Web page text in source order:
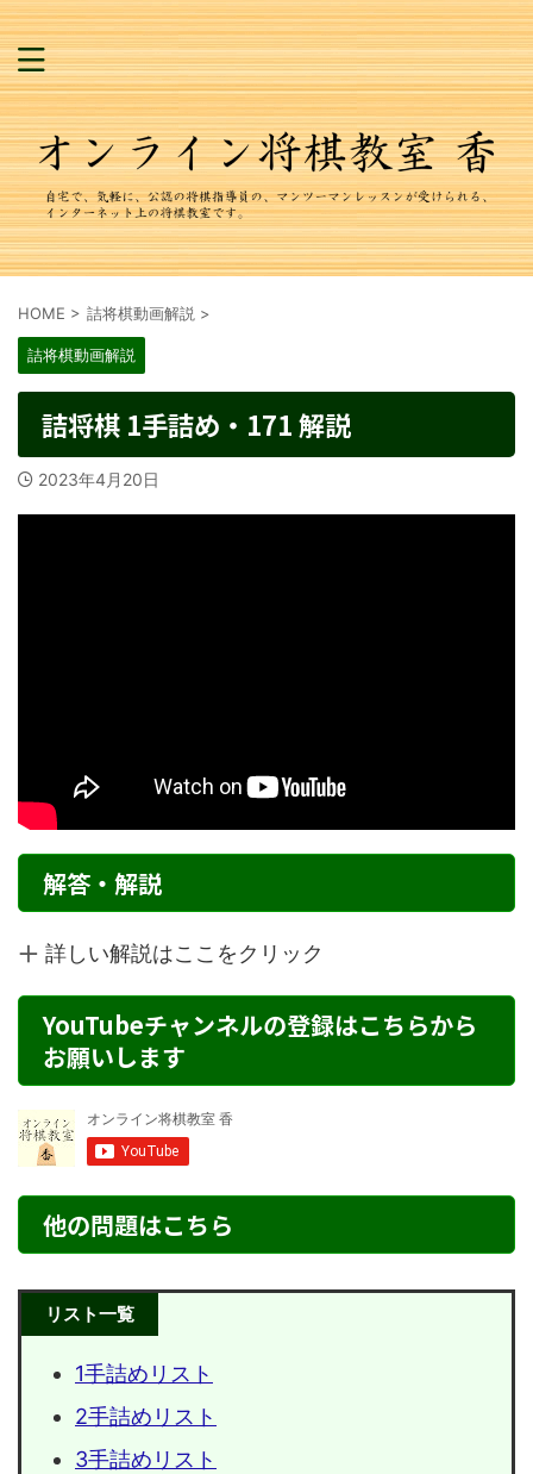
HOME > 詰将棋動画解説 >
詰将棋動画解説
詰将棋 1手詰め・171 解説
2023年4月20日
解答・解説
詳しい解説はここをクリック
YouTubeチャンネルの登録はこちらから
お願いします
他の問題はこちら
リスト一覧
1手詰めリスト
2手詰めリスト
3手詰めリスト